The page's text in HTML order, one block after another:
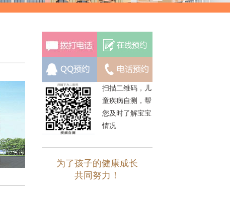
扫描二维码，儿
童疾病自测，帮
您及时了解宝宝
情况
为了孩子的健康成长
共同努力！